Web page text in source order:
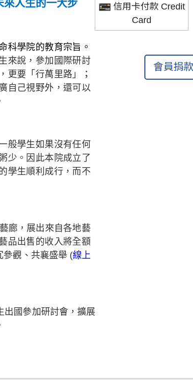
來人生的一大步
科學院的教育宗旨。
來說，參加國際研討
更要「行萬里路」
；
自己視野外，還可以
般學生如果沒有任何
少。因此本院成立了
學生順利成行，而不
廊，展出來自各地藝
品出售的收入將全額
參觀、共襄盛舉(線上
出國參加研討會，擴展
信用卡付款 Credit
Card
會員捐